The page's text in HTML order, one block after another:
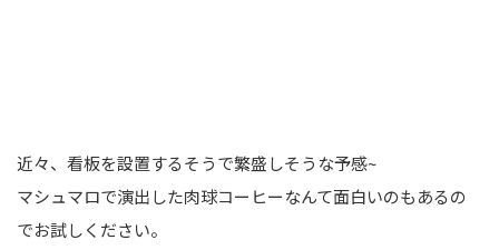
近々、看板を設置するそうで繁盛しそうな予感~
マシュマロで演出した肉球コーヒーなんて面白いのもあるの
でお試しください。